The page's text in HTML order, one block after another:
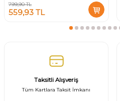
799,90TL
559,93 TL
Taksitli Alışveriş
Tüm Kartlara Taksit İmkanı